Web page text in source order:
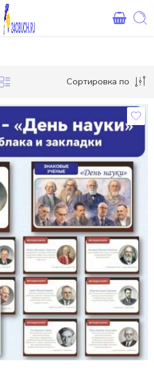
Сбербанка, могут
Сортировка по